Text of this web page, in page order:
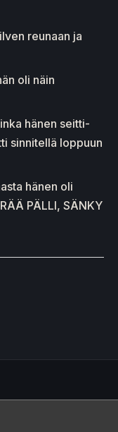
reunaan ja
oli näin
hänen seitti-
sinnitellä loppuun
hänen oli
PÄLLI, SÄNKY